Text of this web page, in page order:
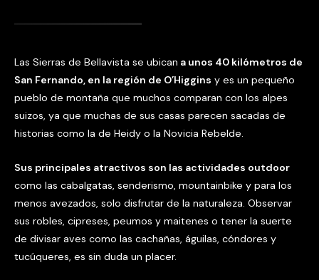
Las Sierras de Bellavista se ubican a unos 40 kilómetros de
San Fernando, en la región de O’Higgins y es un pequeño
pueblo de montaña que muchos comparan con los alpes
suizos, ya que muchas de sus casas parecen sacadas de
historias como la de Heidy o la Novicia Rebelde.
Sus principales atractivos son las actividades outdoor
como las cabalgatas, senderismo, mountainbike y para los
menos avezados, solo disfrutar de la naturaleza. Observar
sus robles, cipreses, peumos y maitenes o tener la suerte
de divisar aves como las cachañas, águilas, cóndores y
tucúqueres, es sin duda un placer.